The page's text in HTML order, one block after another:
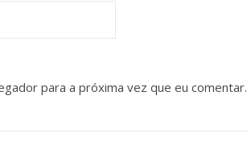
para a próxima vez que eu comentar.